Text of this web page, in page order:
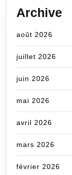
Archive
août 2026
juillet 2026
juin 2026
mai 2026
avril 2026
mars 2026
février 2026